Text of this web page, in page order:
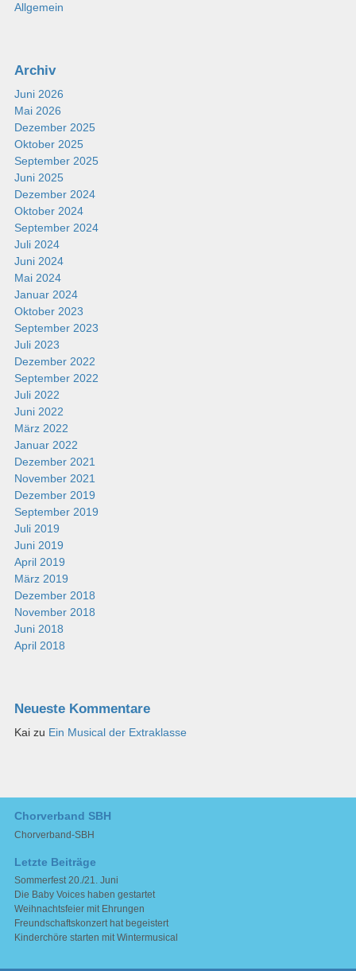
Allgemein
Archiv
Juni 2026
Mai 2026
Dezember 2025
Oktober 2025
September 2025
Juni 2025
Dezember 2024
Oktober 2024
September 2024
Juli 2024
Juni 2024
Mai 2024
Januar 2024
Oktober 2023
September 2023
Juli 2023
Dezember 2022
September 2022
Juli 2022
Juni 2022
März 2022
Januar 2022
Dezember 2021
November 2021
Dezember 2019
September 2019
Juli 2019
Juni 2019
April 2019
März 2019
Dezember 2018
November 2018
Juni 2018
April 2018
Neueste Kommentare
Kaizu Ein Musical der Extraklasse
Chorverband SBH
Chorverband-SBH
Letzte Beiträge
Sommerfest 20./21. Juni
Die Baby Voices haben gestartet
Weihnachtsfeier mit Ehrungen
Freundschaftskonzert hat begeistert
Kinderchöre starten mit Wintermusical